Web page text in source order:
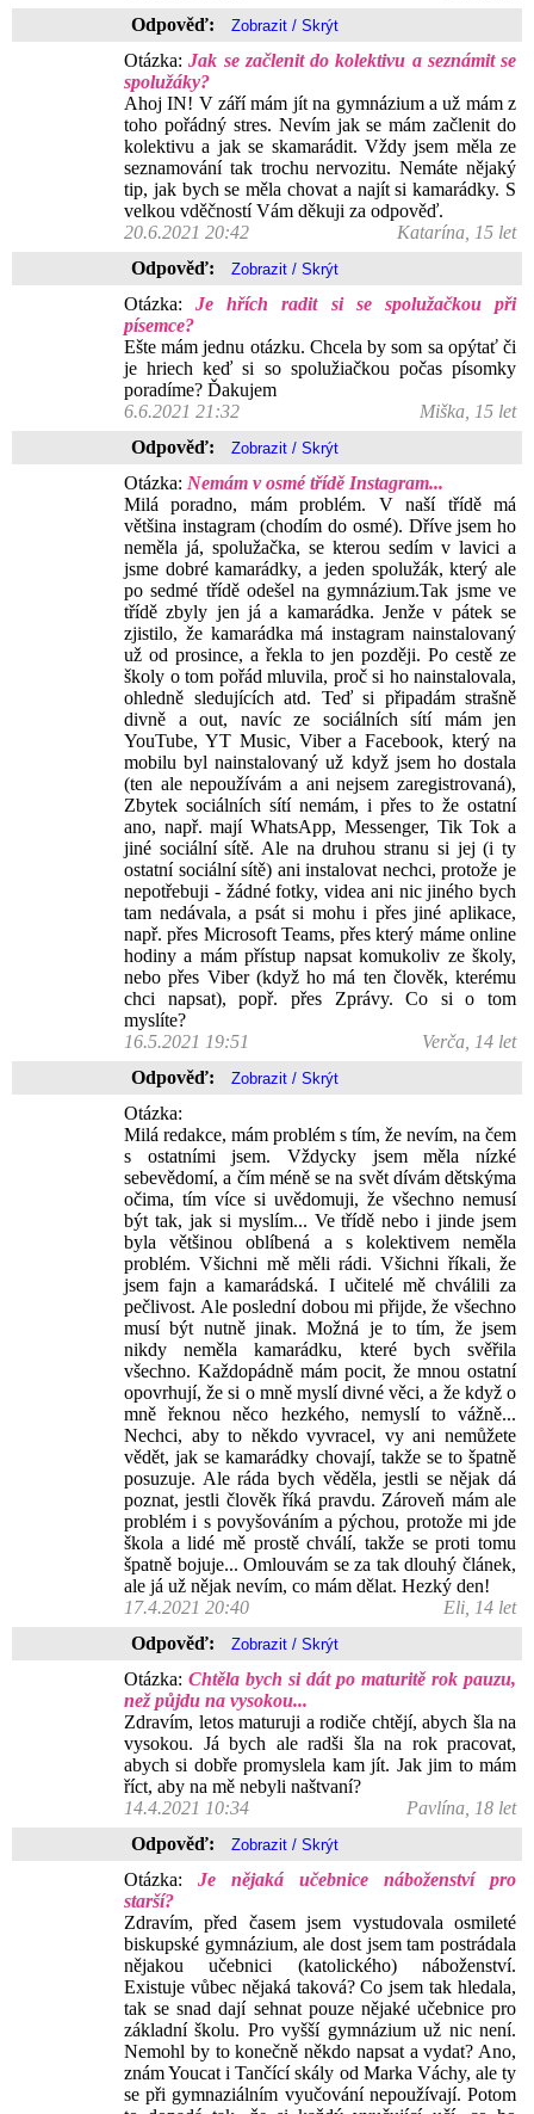
Odpověď:
Otázka:Jak se začlenit do kolektivu a seznámit se
spolužáky?
Ahoj IN! V září mám jít na gymnázium a už mám z
toho pořádný stres. Nevím jak se mám začlenit do
kolektivu a jak se skamarádit. Vždy jsem měla ze
seznamování tak trochu nervozitu. Nemáte nějaký
tip, jak bych se měla chovat a najít si kamarádky. S
velkou vděčností Vám děkuji za odpověď.
20.6.2021 20:42
Katarína, 15 let
Odpověď:
Otázka:Je hřích radit si se spolužačkou při
písemce?
Ešte mám jednu otázku. Chcela by som sa opýtať či
je hriech keď si so spolužiačkou počas písomky
poradíme? Ďakujem
6.6.2021 21:32
Miška, 15 let
Odpověď:
Otázka: Nemám v osmé třídě Instagram...
Milá poradno, mám problém. V naší třídě má
většina instagram (chodím do osmé). Dříve jsem ho
neměla já, spolužačka, se kterou sedím v lavici a
jsme dobré kamarádky, a jeden spolužák, který ale
po sedmé třídě odešel na gymnázium.Tak jsme ve
třídě zbyly jen já a kamarádka. Jenže v pátek se
zjistilo, že kamarádka má instagram nainstalovaný
už od prosince, a řekla to jen později. Po cestě ze
školy o tom pořád mluvila, proč si ho nainstalovala,
ohledně sledujících atd. Teď si připadám strašně
divně a out, navíc ze sociálních sítí mám jen
YouTube, YT Music, Viber a Facebook, který na
mobilu byl nainstalovaný už když jsem ho dostala
(ten ale nepoužívám a ani nejsem zaregistrovaná),
Zbytek sociálních sítí nemám, i přes to že ostatní
ano, např. mají WhatsApp, Messenger, Tik Tok a
jiné sociální sítě. Ale na druhou stranu si jej (i ty
ostatní sociální sítě) ani instalovat nechci, protože je
nepotřebuji - žádné fotky, videa ani nic jiného bych
tam nedávala, a psát si mohu i přes jiné aplikace,
např. přes Microsoft Teams, přes který máme online
hodiny a mám přístup napsat komukoliv ze školy,
nebo přes Viber (když ho má ten člověk, kterému
chci napsat), popř. přes Zprávy. Co si o tom
myslíte?
16.5.2021 19:51
Verča, 14 let
Odpověď:
Otázka:
Milá redakce, mám problém s tím, že nevím, na čem
s ostatními jsem. Vždycky jsem měla nízké
sebevědomí, a čím méně se na svět dívám dětskýma
očima, tím více si uvědomuji, že všechno nemusí
být tak, jak si myslím... Ve třídě nebo i jinde jsem
byla většinou oblíbená a s kolektivem neměla
problém. Všichni mě měli rádi. Všichni říkali, že
jsem fajn a kamarádská. I učitelé mě chválili za
pečlivost. Ale poslední dobou mi přijde, že všechno
musí být nutně jinak. Možná je to tím, že jsem
nikdy neměla kamarádku, které bych svěřila
všechno. Každopádně mám pocit, že mnou ostatní
opovrhují, že si o mně myslí divné věci, a že když o
mně řeknou něco hezkého, nemyslí to vážně...
Nechci, aby to někdo vyvracel, vy ani nemůžete
vědět, jak se kamarádky chovají, takže se to špatně
posuzuje. Ale ráda bych věděla, jestli se nějak dá
poznat, jestli člověk říká pravdu. Zároveň mám ale
problém i s povyšováním a pýchou, protože mi jde
škola a lidé mě prostě chválí, takže se proti tomu
špatně bojuje... Omlouvám se za tak dlouhý článek,
ale já už nějak nevím, co mám dělat. Hezký den!
17.4.2021 20:40
Eli, 14 let
Odpověď:
Otázka: Chtěla bych si dát po maturitě rok pauzu,
než půjdu na vysokou...
Zdravím, letos maturuji a rodiče chtějí, abych šla na
vysokou. Já bych ale radši šla na rok pracovat,
abych si dobře promyslela kam jít. Jak jim to mám
říct, aby na mě nebyli naštvaní?
14.4.2021 10:34
Pavlína, 18 let
Odpověď:
Otázka: Je nějaká učebnice náboženství pro
starší?
Zdravím, před časem jsem vystudovala osmileté
biskupské gymnázium, ale dost jsem tam postrádala
nějakou učebnici (katolického) náboženství.
Existuje vůbec nějaká taková? Co jsem tak hledala,
tak se snad dají sehnat pouze nějaké učebnice pro
základní školu. Pro vyšší gymnázium už nic není.
Nemohl by to konečně někdo napsat a vydat? Ano,
znám Youcat i Tančící skály od Marka Váchy, ale ty
se při gymnaziálním vyučování nepoužívají. Potom